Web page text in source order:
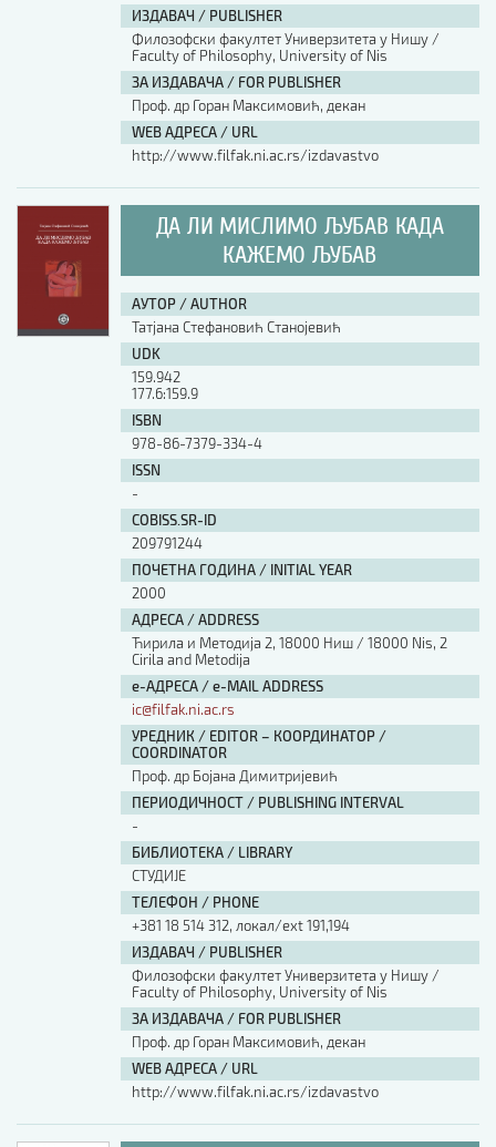
ИЗДАВАЧ / PUBLISHER
Филозофски факултет Универзитета у Нишу /
Faculty of Philosophy, University of Nis
ЗА ИЗДАВАЧА / FOR PUBLISHER
Проф. др Горан Максимовић, декан
WEB АДРЕСА / URL
http://www.filfak.ni.ac.rs/izdavastvo
ДА ЛИ МИСЛИМО ЉУБАВ КАДА
КАЖЕМО ЉУБАВ
АУТОР / AUTHOR
Татјана Стефановић Станојевић
UDK
159.942
177.6:159.9
ISBN
978-86-7379-334-4
ISSN
-
COBISS.SR-ID
209791244
ПОЧЕТНА ГОДИНА / INITIAL YEAR
2000
АДРЕСА / ADDRESS
Ћирила и Методија 2, 18000 Ниш / 18000 Nis, 2
Cirila and Metodija
е-АДРЕСА / e-MAIL ADDRESS
ic@filfak.ni.ac.rs
УРЕДНИК / EDITOR – КООРДИНАТОР /
COORDINATOR
Проф. др Бојана Димитријевић
ПЕРИОДИЧНОСТ / PUBLISHING INTERVAL
-
БИБЛИОТЕКА / LIBRARY
СТУДИЈЕ
ТЕЛЕФОН / PHONE
+381 18 514 312, локал/ext 191,194
ИЗДАВАЧ / PUBLISHER
Филозофски факултет Универзитета у Нишу /
Faculty of Philosophy, University of Nis
ЗА ИЗДАВАЧА / FOR PUBLISHER
Проф. др Горан Максимовић, декан
WEB АДРЕСА / URL
http://www.filfak.ni.ac.rs/izdavastvo